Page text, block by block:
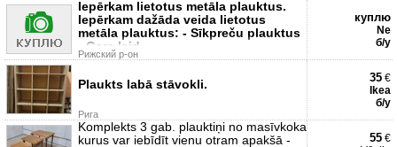
Iepērkam lietotus metāla plauktus.
Iepērkam dažāda veida lietotus
metāla plauktus: - Sīkpreču plauktus
- Gara laid
Рижский р-он
куплю
Ne
б/у
Plaukts labā stāvokli.
Рига
35 €
Ikea
б/у
Komplekts 3 gab. plauktiņi no masīvkoka
kurus var iebīdīt vienu otram apakšā -
55 €